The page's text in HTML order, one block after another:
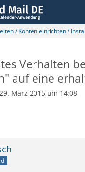
/ Konten einrichten /
Verhalten
auf eine
29. März 2015 um 14:08